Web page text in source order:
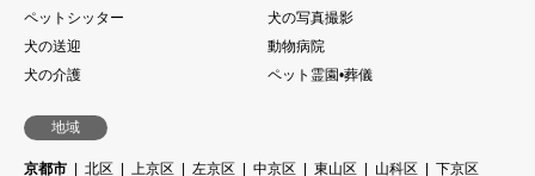
ペットシッター
犬の写真撮影
犬の送迎
動物病院
犬の介護
ペット霊園•葬儀
地域
京都市 北区 上京区 左京区 中京区 東山区 山科区
下京区